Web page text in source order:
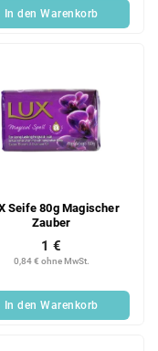
In den Warenkorb
Seife 80g Magischer
Zauber
0,84 € ohne MwSt.
1 €
In den Warenkorb